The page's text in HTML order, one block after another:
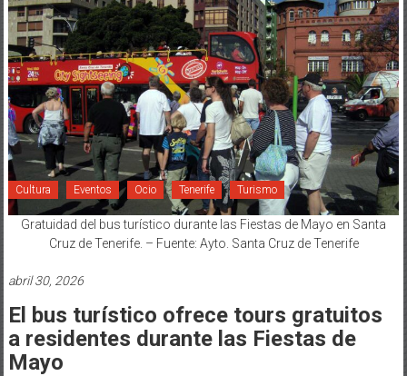
Cultura Eventos Ocio Tenerife Turismo
Gratuidad del bus turístico durante las Fiestas de Mayo en Santa
Cruz de Tenerife. – Fuente: Ayto. Santa Cruz de Tenerife
abril 30, 2026
El bus turístico ofrece tours gratuitos
a residentes durante las Fiestas de
Mayo